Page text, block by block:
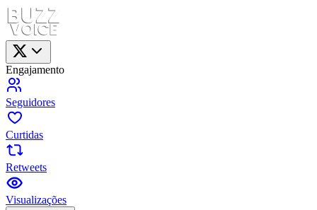
Engajamento
Seguidores
Curtidas
Retweets
Visualizações